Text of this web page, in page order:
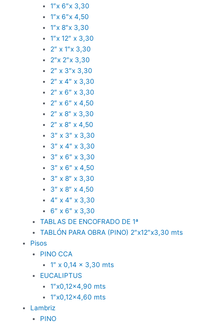
1″x 6″x 3,30
1″x 6″x 4,50
1″x 8″x 3,30
1″x 12″ x 3,30
2″ x 1″x 3,30
2″x 2″x 3,30
2″ x 3″x 3,30
2″ x 4″ x 3,30
2″ x 6″ x 3,30
2″ x 6″ x 4,50
2″ x 8″ x 3,30
2″ x 8″ x 4,50
3″ x 3″ x 3,30
3″ x 4″ x 3,30
3″ x 6″ x 3,30
3″ x 6″ x 4,50
3″ x 8″ x 3,30
3″ x 8″ x 4,50
4″ x 4″ x 3,30
6″ x 6″ x 3,30
TABLAS DE ENCOFRADO DE 1ª
TABLÓN PARA OBRA (PINO) 2″x12″x3,30 mts
Pisos
PINO CCA
1″ x 0,14 x 3,30 mts
EUCALIPTUS
1″x0,12×4,90 mts
1″x0,12×4,60 mts
Lambriz
PINO